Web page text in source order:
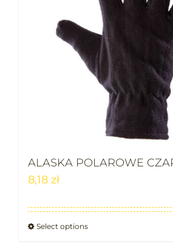
ALASKA POLAROWE
8,18 zł
Select options